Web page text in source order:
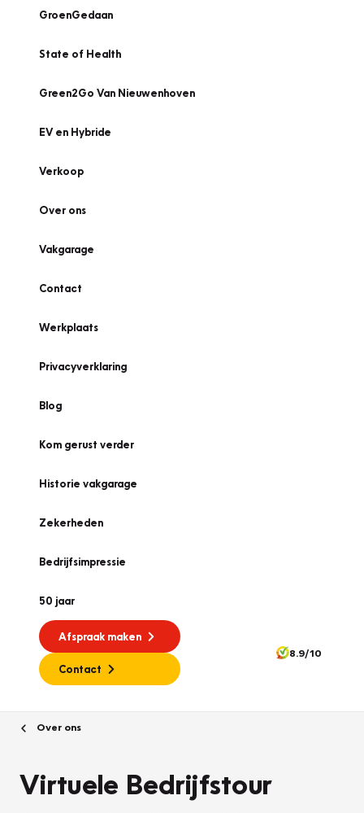
GroenGedaan
State of Health
Green2Go Van Nieuwenhoven
EV en Hybride
Verkoop
Over ons
Vakgarage
Contact
Werkplaats
Privacyverklaring
Blog
Kom gerust verder
Historie vakgarage
Zekerheden
Bedrijfsimpressie
50 jaar
Afspraak maken
Contact
8.9/10
Over ons
Virtuele Bedrijfstour